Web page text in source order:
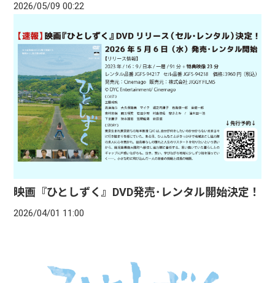
2026/05/09 00:22
映画『ひとしずく』DVD発売･レンタル開始決定！
2026/04/01 11:00